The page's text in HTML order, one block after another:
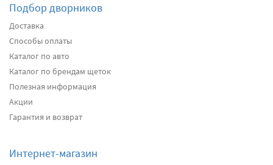
Подбор дворников
Доставка
Способы оплаты
Каталог по авто
Каталог по брендам щеток
Полезная информация
Акции
Гарантия и возврат
Интернет-магазин